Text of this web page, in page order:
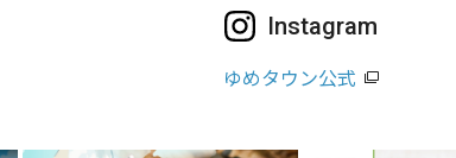
Instagram
ゆめタウン公式